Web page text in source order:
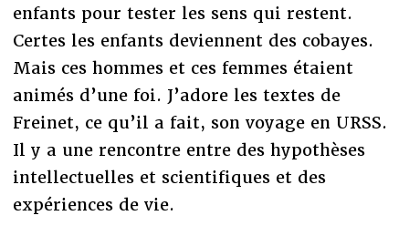
enfants pour tester les sens qui restent.
Certes les enfants deviennent des cobayes.
Mais ces hommes et ces femmes étaient
animés d’une foi. J’adore les textes de
Freinet, ce qu’il a fait, son voyage en URSS.
Il y a une rencontre entre des hypothèses
intellectuelles et scientifiques et des
expériences de vie.